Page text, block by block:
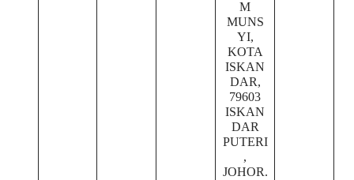
M
MUNS
YI,
KOTA
ISKAN
DAR,
79603
ISKAN
DAR
PUTERI
,
JOHOR.